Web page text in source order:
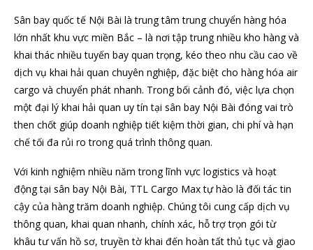
Sân bay quốc tế Nội Bài là trung tâm trung chuyển hàng hóa
lớn nhất khu vực miền Bắc – là nơi tập trung nhiều kho hàng và
khai thác nhiều tuyến bay quan trọng, kéo theo nhu cầu cao về
dịch vụ khai hải quan chuyên nghiệp, đặc biệt cho hàng hóa air
cargo và chuyển phát nhanh. Trong bối cảnh đó, việc lựa chọn
một đại lý khai hải quan uy tín tại sân bay Nội Bài đóng vai trò
then chốt giúp doanh nghiệp tiết kiệm thời gian, chi phí và hạn
chế tối đa rủi ro trong quá trình thông quan.
Với kinh nghiệm nhiều năm trong lĩnh vực logistics và hoạt
động tại sân bay Nội Bài, TTL Cargo Max tự hào là đối tác tin
cậy của hàng trăm doanh nghiệp. Chúng tôi cung cấp dịch vụ
thông quan, khai quan nhanh, chính xác, hỗ trợ trọn gói từ
khâu tư vấn hồ sơ, truyền tờ khai đến hoàn tất thủ tục và giao